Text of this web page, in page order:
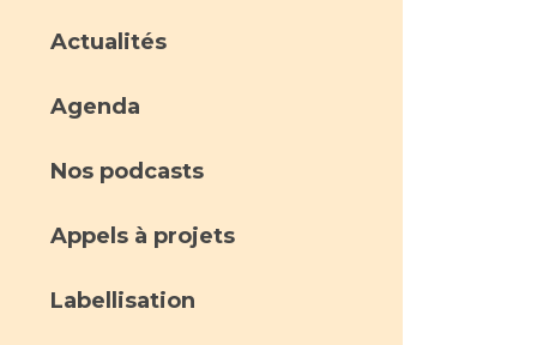
sans tabac
Actualités
Agenda
Nos podcasts
Appels à projets
Labellisation